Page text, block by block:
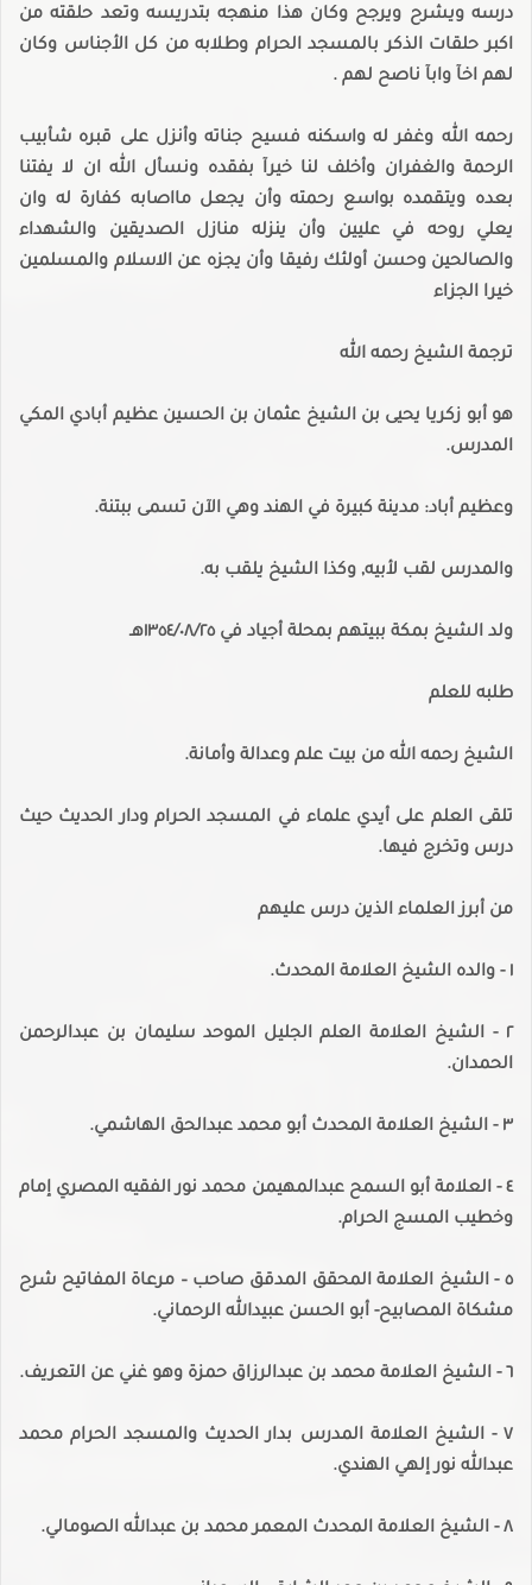
درسه ويشرح ويرجح وكان هذا منهجه بتدريسه وتعد حلقته من
اكبر حلقات الذكر بالمسجد الحرام وطلابه من كل الأجناس وكان
لهم اخآ وابآ ناصح لهم .
رحمه الله وغفر له واسكنه فسيح جناته وأنزل على قبره شأبيب
الرحمة والغفران وأخلف لنا خيرآ بفقده ونسأل الله ان لا يفتنا
بعده ويتقمده بواسع رحمته وأن يجعل مااصابه كفارة له وان
يعلي روحه في عليين وأن ينزله منازل الصديقين والشهداء
والصالحين وحسن أولئك رفيقا وأن يجزه عن الاسلام والمسلمين
خيرا الجزاء
ترجمة الشيخ رحمه الله
هو أبو زكريا يحيى بن الشيخ عثمان بن الحسين عظيم أبادي المكي
المدرس.
وعظيم أباد: مدينة كبيرة في الهند وهي الآن تسمى ببتنة.
والمدرس لقب لأبيه, وكذا الشيخ يلقب به.
ولد الشيخ بمكة ببيتهم بمحلة أجياد في ١٣٥٤/٠٨/٢٥هـ
طلبه للعلم
الشيخ رحمه الله من بيت علم وعدالة وأمانة.
تلقى العلم على أيدي علماء في المسجد الحرام ودار الحديث حيث
درس وتخرج فيها.
من أبرز العلماء الذين درس عليهم
١ - والده الشيخ العلامة المحدث.
٢ - الشيخ العلامة العلم الجليل الموحد سليمان بن عبدالرحمن
الحمدان.
٣ - الشيخ العلامة المحدث أبو محمد عبدالحق الهاشمي.
٤ - العلامة أبو السمح عبدالمهيمن محمد نور الفقيه المصري إمام
وخطيب المسج الحرام.
٥ - الشيخ العلامة المحقق المدقق صاحب – مرعاة المفاتيح شرح
مشكاة المصابيح- أبو الحسن عبيدالله الرحماني.
٦ - الشيخ العلامة محمد بن عبدالرزاق حمزة وهو غني عن التعريف.
٧ - الشيخ العلامة المدرس بدار الحديث والمسجد الحرام محمد
عبدالله نور إلهي الهندي.
٨ - الشيخ العلامة المحدث المعمر محمد بن عبدالله الصومالي.